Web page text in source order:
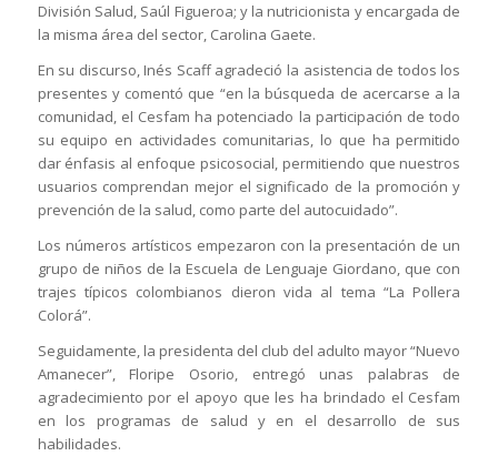
División Salud, Saúl Figueroa; y la nutricionista y encargada de
la misma área del sector, Carolina Gaete.
En su discurso, Inés Scaff agradeció la asistencia de todos los
presentes y comentó que “en la búsqueda de acercarse a la
comunidad, el Cesfam ha potenciado la participación de todo
su equipo en actividades comunitarias, lo que ha permitido
dar énfasis al enfoque psicosocial, permitiendo que nuestros
usuarios comprendan mejor el significado de la promoción y
prevención de la salud, como parte del autocuidado”.
Los números artísticos empezaron con la presentación de un
grupo de niños de la Escuela de Lenguaje Giordano, que con
trajes típicos colombianos dieron vida al tema “La Pollera
Colorá”.
Seguidamente, la presidenta del club del adulto mayor “Nuevo
Amanecer”, Floripe Osorio,
entregó
unas palabras de
agradecimiento por el apoyo que les ha brindado el Cesfam
en los programas de salud y en el desarrollo de sus
habilidades.